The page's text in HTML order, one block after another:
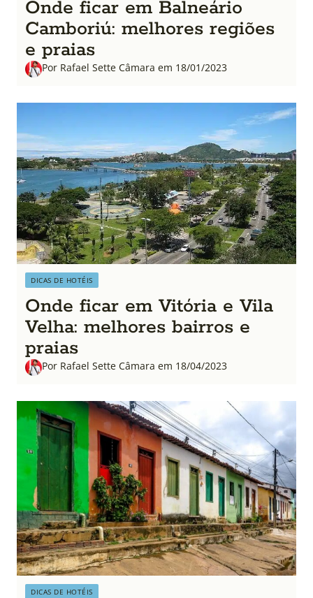
Onde ficar em Balneário
Camboriú: melhores regiões
e praias
Por Rafael Sette Câmara em 18/01/2023
DICAS DE HOTÉIS
Onde ficar em Vitória e Vila
Velha: melhores bairros e
praias
Por Rafael Sette Câmara em 18/04/2023
DICAS DE HOTÉIS